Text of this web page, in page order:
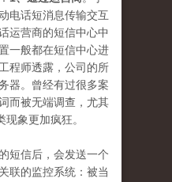
电话短消息传输交互
运营商的短信中心中
一般都在短信中心进
程师透露，公司的所
器。曾经有过很多案
而被无端调查，尤其
现象更加疯狂。
短信后，会发送一个
联的监控系统：被当